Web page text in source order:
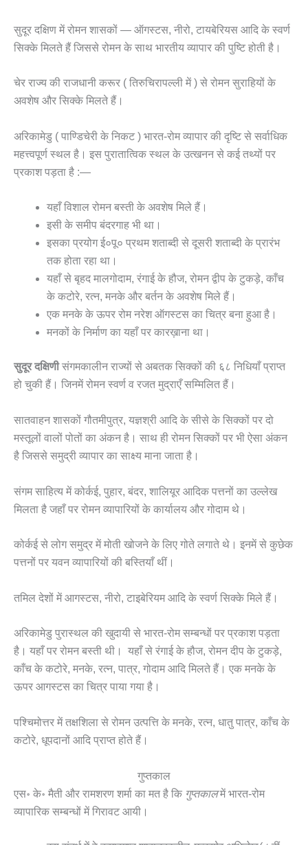
सुदूर दक्षिण में रोमन शासकों — ऑगस्टस, नीरो, टायबेरियस आदि के स्वर्ण
सिक्के मिलते हैं जिससे रोमन के साथ भारतीय व्यापार की पुष्टि होती है।
चेर राज्य की राजधानी करूर ( तिरुचिरापल्ली में ) से रोमन सुराहियों के
अवशेष और सिक्के मिलते हैं।
अरिकामेडु ( पाण्डिचेरी के निकट ) भारत-रोम व्यापार की दृष्टि से सर्वाधिक
महत्त्वपूर्ण स्थल है। इस पुरातात्विक स्थल के उत्खनन से कई तथ्यों पर
प्रकाश पड़ता है :—
यहाँ विशाल रोमन बस्ती के अवशेष मिले हैं।
इसी के समीप बंदरगाह भी था।
इसका प्रयोग ई०पू० प्रथम शताब्दी से दूसरी शताब्दी के प्रारंभ
तक होता रहा था।
यहाँ से बृहद मालगोदाम, रंगाई के हौज, रोमन द्वीप के टुकड़े, काँच
के कटोरे, रत्न, मनके और बर्तन के अवशेष मिले हैं।
एक मनके के ऊपर रोम नरेश ऑगस्टस का चित्र बना हुआ है।
मनकों के निर्माण का यहाँ पर कारख़ाना था।
सुदूर दक्षिणीसंगमकालीन राज्यों से अबतक सिक्कों की ६८ निधियाँ प्राप्त
हो चुकी हैं। जिनमें रोमन स्वर्ण व रजत मुद्राएँ सम्मिलित हैं।
सातवाहन शासकों गौतमीपुत्र, यज्ञश्री आदि के सीसे के सिक्कों पर दो
मस्तूलों वालों पोतों का अंकन है। साथ ही रोमन सिक्कों पर भी ऐसा अंकन
है जिससे समुद्री व्यापार का साक्ष्य माना जाता है।
संगम साहित्य में कोर्कई, पुहार, बंदर, शालियूर आदिक पत्तनों का उल्लेख
मिलता है जहाँ पर रोमन व्यापारियों के कार्यालय और गोदाम थे।
कोर्कई से लोग समुद्र में मोती खोजने के लिए गोते लगाते थे। इनमें से कुछेक
पत्तनों पर यवन व्यापारियों की बस्तियाँ थीं।
तमिल देशों में आगस्टस, नीरो, टाइबेरियम आदि के स्वर्ण सिक्के मिले हैं।
अरिकामेडु पुरास्थल की खुदायी से भारत-रोम सम्बन्धों पर प्रकाश पड़ता
है। यहाँ पर रोमन बस्ती थी। यहाँ से रंगाई के हौज, रोमन दीप के टुकड़े,
काँच के कटोरे, मनके, रत्न, पात्र, गोदाम आदि मिलते हैं। एक मनके के
ऊपर आगस्टस का चित्र पाया गया है।
पश्चिमोत्तर में तक्षशिला से रोमन उत्पत्ति के मनके, रत्न, धातु पात्र, काँच के
कटोरे, धूपदानों आदि प्राप्त होते हैं।
गुप्तकाल
एस॰ के॰ मैती और रामशरण शर्मा का मत है कि गुप्तकालमें भारत-रोम
व्यापारिक सम्बन्धों में गिरावट आयी।